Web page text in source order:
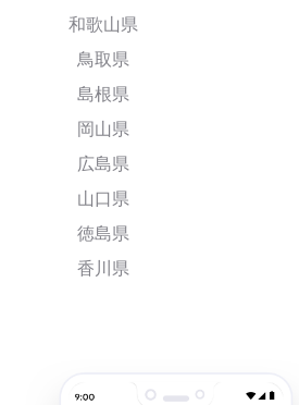
和歌山県
鳥取県
島根県
岡山県
広島県
山口県
徳島県
香川県